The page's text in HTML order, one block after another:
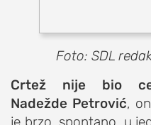
Foto: SDL
Crtež nije bio
Nadežde Petrović,